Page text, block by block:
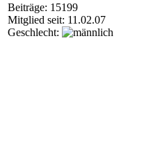
Beiträge: 15199
Mitglied seit: 11.02.07
Geschlecht: